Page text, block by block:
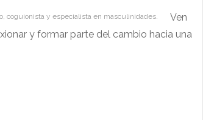
coguionista y especialista en masculinidades.
Ven
y formar parte del cambio hacia una